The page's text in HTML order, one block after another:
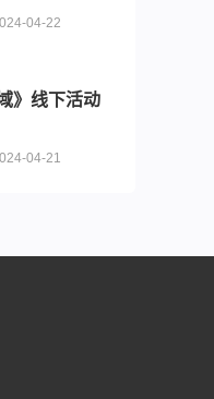
04-22
》线下活动
04-21